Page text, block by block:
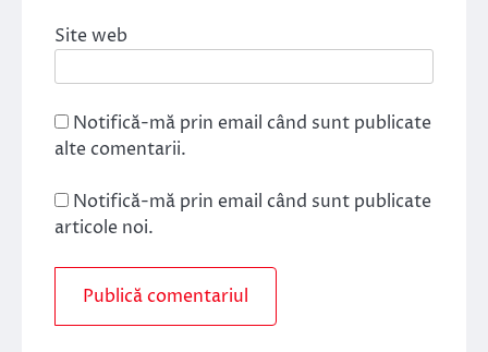
Site web
Notifică-mă prin email când sunt publicate
alte comentarii.
Notifică-mă prin email când sunt publicate
articole noi.